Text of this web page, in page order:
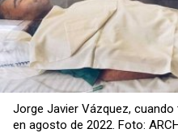
Jorge Javier Vázquez,
en agosto de 2022. Foto: